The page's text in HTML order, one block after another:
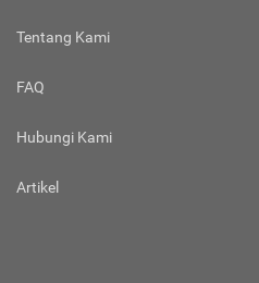
Tentang Kami
FAQ
Hubungi Kami
Artikel